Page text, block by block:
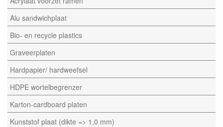
Alu sandwichplaat
Bio- en recycle plastics
Graveerplaten
Hardpapier/ hardweefsel
HDPE wortelbegrenzer
Karton-cardboard platen
Kunststof plaat (dikte => 1,0 mm)